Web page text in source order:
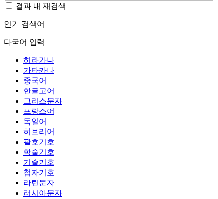
결과 내 재검색
인기 검색어
다국어 입력
히라가나
가타카나
중국어
한글고어
그리스문자
프랑스어
독일어
히브리어
괄호기호
학술기호
기술기호
첨자기호
라틴문자
러시아문자